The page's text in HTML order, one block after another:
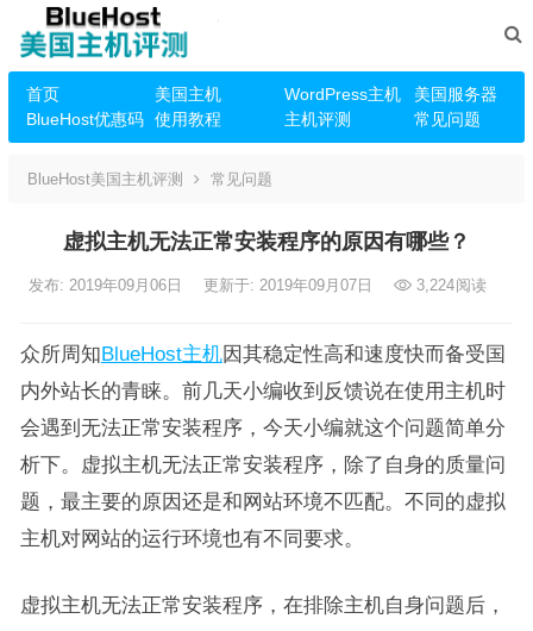
首页 美国主机 WordPress主机
美国服务器
BlueHost优惠码
使用教程 主机评测 常见问题
BlueHost美国主机评测 常见问题
虚拟主机无法正常安装程序的原因有哪些？
发布: 2019年09月06日 更新于: 2019年09月07日 3,224阅读
众所周知BlueHost主机因其稳定性高和速度快而备受国
内外站长的青睐。前几天小编收到反馈说在使用主机时
会遇到无法正常安装程序，今天小编就这个问题简单分
析下。虚拟主机无法正常安装程序，除了自身的质量问
题，最主要的原因还是和网站环境不匹配。不同的虚拟
主机对网站的运行环境也有不同要求。
虚拟主机无法正常安装程序，在排除主机自身问题后，